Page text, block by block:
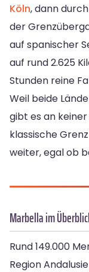
Köln, dann
der
auf spanischer
auf rund 2.625
Stunden reine
Weil beide
gibt es an
klassische
weiter, egal ob
Marbella im
Rund 149.000
Region